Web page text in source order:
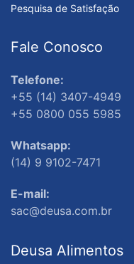
Pesquisa de Satisfação
Fale Conosco
Telefone:
+55 (14) 3407-4949
+55 0800 055 5985
Whatsapp:
(14) 9 9102-7471
E-mail:
sac@deusa.com.br
Deusa Alimentos